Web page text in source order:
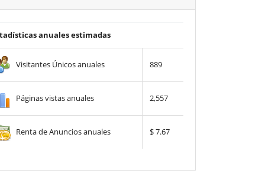
anuales estimadas
Visitantes Únicos anuales 889
Páginas vistas anuales 2,557
Renta de Anuncios anuales $ 7.67